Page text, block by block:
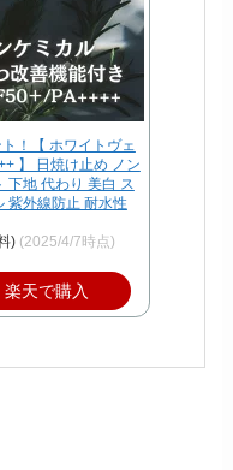
！【 ホワイトヴェ
】 日焼け止め ノン
下地 代わり 美白 ス
紫外線防止 耐水性
) (2025/4/7時点)
楽天で購入